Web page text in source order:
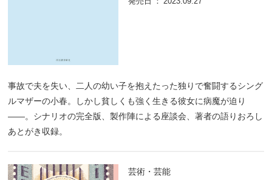
事故で夫を失い、二人の幼い子を抱えたった独りで奮闘するシング
ルマザーの小春。しかし貧しくも強く生きる彼女に病魔が迫り
――。シナリオの完全版、製作陣による座談会、著者の語りおろし
あとがき収録。
芸術・芸能